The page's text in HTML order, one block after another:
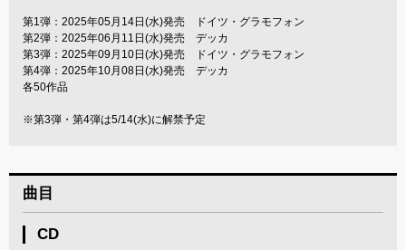
第1弾：2025年05月14日(水)発売 ドイツ・グラモフォン
第2弾：2025年06月11日(水)発売 デッカ
第3弾：2025年09月10日(水)発売 ドイツ・グラモフォン
第4弾：2025年10月08日(水)発売 デッカ
各50作品
※第3弾・第4弾は5/14(水)に解禁予定
曲目
CD